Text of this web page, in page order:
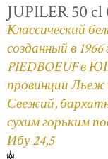
JUPILER 50 cl
Классический
созданный в 1966
PIEDBOEUF в
провинции Льеж
Свежий,
сухим горьким
Ибу 24,5